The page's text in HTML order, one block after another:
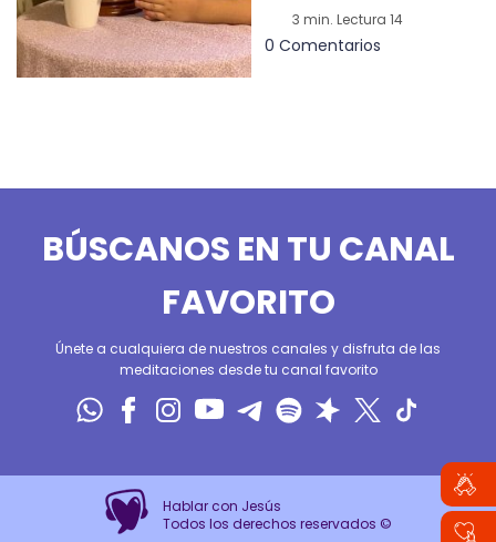
3 min. Lectura 14
0 Comentarios
BÚSCANOS EN TU CANAL
FAVORITO
Únete a cualquiera de nuestros canales y disfruta de las
meditaciones desde tu canal favorito
Hablar con Jesús
Todos los derechos reservados ©